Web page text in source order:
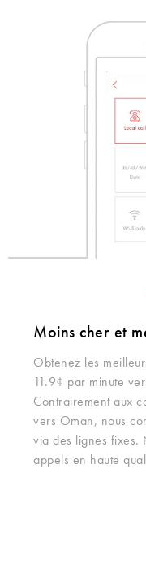
Moins cher et
Obtenez les
11.9¢ par minute
Contrairement aux
vers Oman, nous
via des lignes fixes.
appels en haute